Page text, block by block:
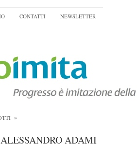
CONTATTI NEWSLETTER
»
ALESSANDRO ADAMI